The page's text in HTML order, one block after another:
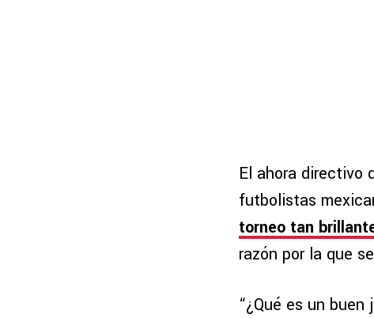
El ahora directivo
futbolistas
torneo tan
razón por la que
“¿Qué es un